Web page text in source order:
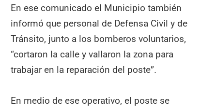
En ese comunicado el Municipio también
informó que personal de Defensa Civil y de
Tránsito, junto a los bomberos voluntarios,
“cortaron la calle y vallaron la zona para
trabajar en la reparación del poste”.
En medio de ese operativo, el poste se